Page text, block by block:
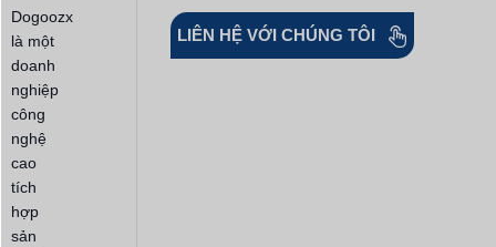
Dogoozx
là một
doanh
nghiệp
công
nghệ
cao
tích
hợp
sản
LIÊN HỆ VỚI CHÚNG TÔI